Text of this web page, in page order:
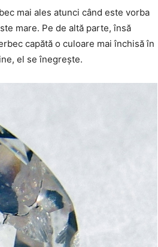
mai ales atunci când este vorba
mare. Pe de altă parte, însă
capătă o culoare mai închisă în
el se înegrește.